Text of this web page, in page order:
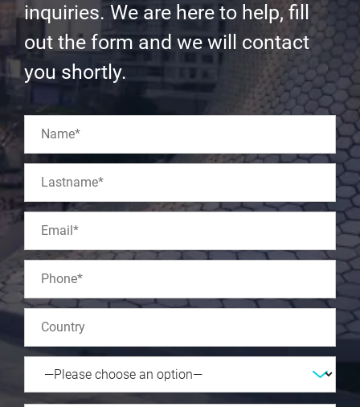
inquiries. We are here to help, fill
out the form and we will contact
you shortly.